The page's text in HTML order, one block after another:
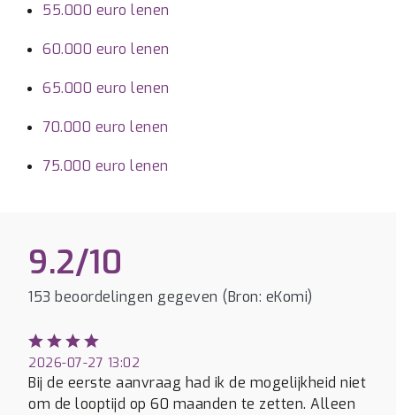
55.000 euro lenen
60.000 euro lenen
65.000 euro lenen
70.000 euro lenen
75.000 euro lenen
9.2/10
153 beoordelingen gegeven (Bron: eKomi)
2026-07-27 13:02
Bij de eerste aanvraag had ik de mogelijkheid niet
om de looptijd op 60 maanden te zetten. Alleen